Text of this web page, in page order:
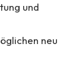
und
neu